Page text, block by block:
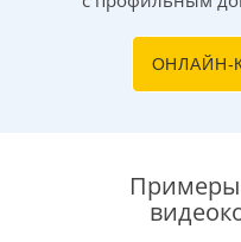
заболевания.
Включает в себя
стадии Т1 и Т2, при
ОНЛАЙН-